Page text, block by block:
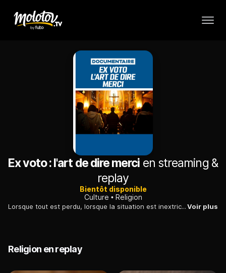
Ex voto : l'art de dire merci en streaming &
replay
Bientôt disponible
Culture
Religion
Lorsque tout est perdu, lorsque la situation est inextricable, la prière est l'espoir, l'ex-voto en est son expression, la preuve d'un lien entre l'homme et l'invisible, l'incarnation même de la gratitude. L'ex-voto existe depuis des milliers d'années, de la préhistoire à nos jours, il défie le temps et les modes.Voir plus
Religion en replay